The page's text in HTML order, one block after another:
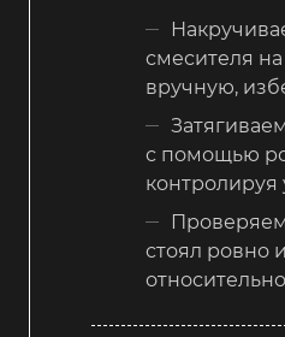
смесителя
вручную,
с помощью
контролируя
стоял ровно